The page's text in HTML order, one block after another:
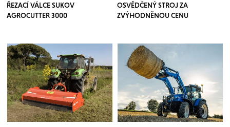
ŘEZACÍ VÁLCE SUKOV
AGROCUTTER 3000
OSVĚDČENÝ STROJ ZA
ZVÝHODNĚNOU CENU